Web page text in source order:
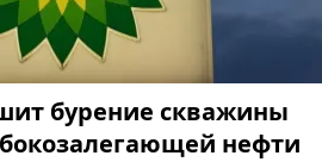
бурение скважины
нефти